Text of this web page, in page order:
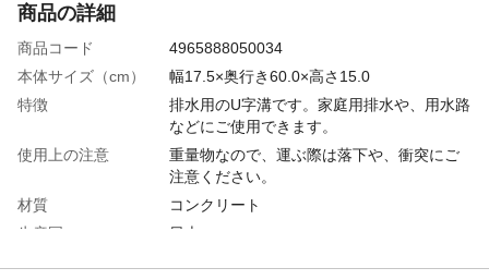
商品の詳細
商品コード
4965888050034
本体サイズ（cm）
幅17.5×奥行き60.0×高さ15.0
特徴
排水用のU字溝です。家庭用排水や、用水路
などにご使用できます。
使用上の注意
重量物なので、運ぶ際は落下や、衝突にご
注意ください。
材質
コンクリート
生産国
日本